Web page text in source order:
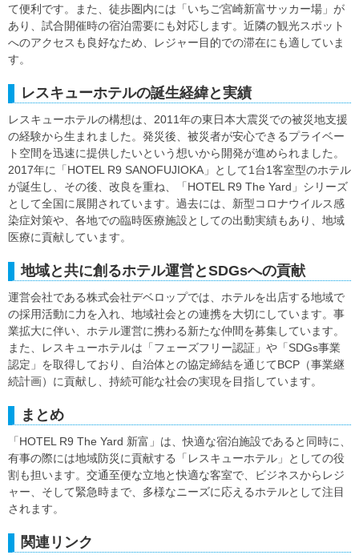
て便利です。また、徒歩圏内には「いちご宮崎新富サッカー場」が
あり、試合開催時の宿泊需要にも対応します。近隣の観光スポット
へのアクセスも良好なため、レジャー目的での滞在にも適していま
す。
レスキューホテルの誕生経緯と実績
レスキューホテルの構想は、2011年の東日本大震災での被災地支援
の経験から生まれました。発災後、被災者が安心できるプライベー
ト空間を迅速に提供したいという想いから開発が進められました。
2017年に「HOTEL R9 SANOFUJIOKA」として1台1客室型のホテル
が誕生し、その後、改良を重ね、「HOTEL R9 The Yard」シリーズ
として全国に展開されています。過去には、新型コロナウイルス感
染症対策や、各地での臨時医療施設としての出動実績もあり、地域
医療に貢献しています。
地域と共に創るホテル運営とSDGsへの貢献
運営会社である株式会社デベロップでは、ホテルを出店する地域で
の採用活動に力を入れ、地域社会との連携を大切にしています。事
業拡大に伴い、ホテル運営に携わる新たな仲間を募集しています。
また、レスキューホテルは「フェーズフリー認証」や「SDGs事業
認定」を取得しており、自治体との協定締結を通じてBCP（事業継
続計画）に貢献し、持続可能な社会の実現を目指しています。
まとめ
「HOTEL R9 The Yard 新富」は、快適な宿泊施設であると同時に、
有事の際には地域防災に貢献する「レスキューホテル」としての役
割も担います。交通至便な立地と快適な客室で、ビジネスからレジ
ャー、そして緊急時まで、多様なニーズに応えるホテルとして注目
されます。
関連リンク